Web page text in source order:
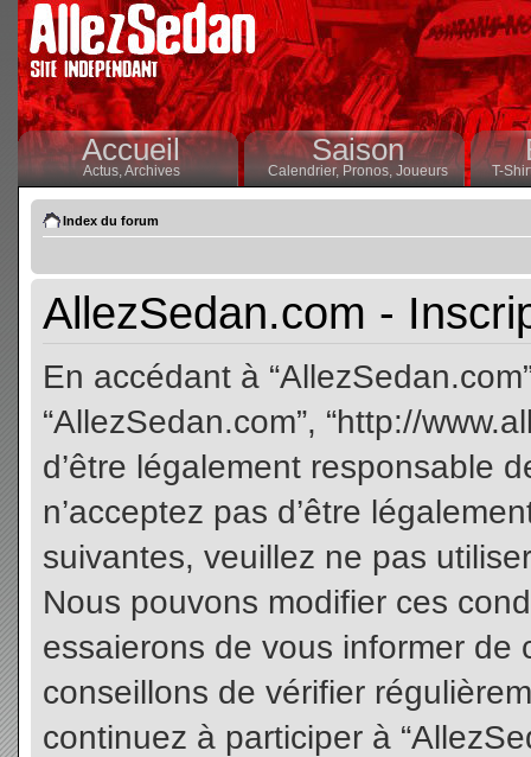
Accueil
Actus,Archives
Saison
Calendrier,Pronos, Joueurs T-
Index du forum
AllezSedan.com -
En accédant à
“AllezSedan.com”, “http://
d’être légalement responsable
n’acceptez pas d’être
suivantes, veuillez ne pas
Nous pouvons modifier ces
essaierons de vous informer
conseillons de vérifier
continuez à participer à